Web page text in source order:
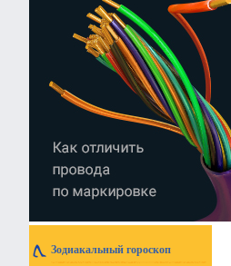
Зодиакальный гороскоп